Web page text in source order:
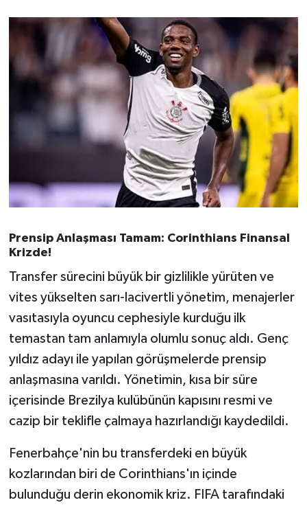
Prensip Anlaşması Tamam: Corinthians Finansal
Krizde!
Transfer sürecini büyük bir gizlilikle yürüten ve
vites yükselten sarı-lacivertli yönetim, menajerler
vasıtasıyla oyuncu cephesiyle kurduğu ilk
temastan tam anlamıyla olumlu sonuç aldı. Genç
yıldız adayı ile yapılan görüşmelerde prensip
anlaşmasına varıldı. Yönetimin, kısa bir süre
içerisinde Brezilya kulübünün kapısını resmi ve
cazip bir teklifle çalmaya hazırlandığı kaydedildi.
Fenerbahçe'nin bu transferdeki en büyük
kozlarından biri de Corinthians'ın içinde
bulunduğu derin ekonomik kriz. FIFA tarafındaki
VİZYONDAKİLER
YAŞAM